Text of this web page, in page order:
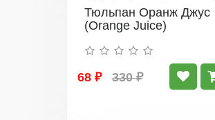
Тюльпан Оранж Джус
(Orange Juice)
68 ₽ 330 ₽